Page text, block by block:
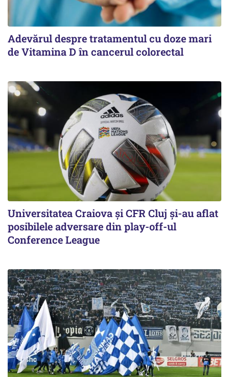
Adevărul despre tratamentul cu doze mari
de Vitamina D în cancerul colorectal
Universitatea Craiova și CFR Cluj și-au aflat
posibilele adversare din play-off-ul
Conference League